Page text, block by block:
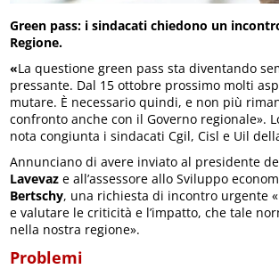
Green pass: i sindacati chiedono un
Regione.
«La questione green pass sta diventando
pressante. Dal 15 ottobre prossimo molti
mutare. È necessario quindi, e non più
confronto anche con il Governo regionale».
nota congiunta i sindacati Cgil, Cisl e Uil
Annunciano di avere inviato al presidente
Lavevaz e all’assessore allo Sviluppo
Bertschy, una richiesta di incontro urgente
e valutare le criticità e l’impatto, che tale
nella nostra regione».
Problemi